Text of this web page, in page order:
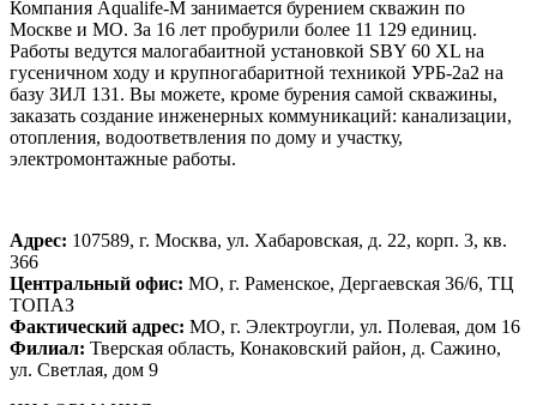
Компания Aqualife-M занимается бурением скважин по
Москве и МО. За 16 лет пробурили более 11 129 единиц.
Работы ведутся малогабаитной установкой SBY 60 XL на
гусеничном ходу и крупногабаритной техникой УРБ-2а2 на
базу ЗИЛ 131. Вы можете, кроме бурения самой скважины,
заказать создание инженерных коммуникаций: канализации,
отопления, водоответвления по дому и участку,
электромонтажные работы.
Адрес: 107589, г. Москва, ул. Хабаровская, д. 22, корп. 3, кв.
366
Центральный офис: МО, г. Раменское, Дергаевская 36/6, ТЦ
ТОПАЗ
Фактический адрес: МО, г. Электроугли, ул. Полевая, дом 16
Филиал: Тверская область, Конаковский район, д. Сажино,
ул. Светлая, дом 9